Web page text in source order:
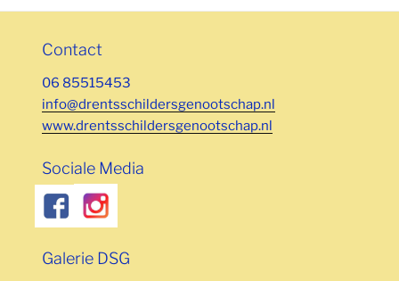
Contact
06 85515453
info@drentsschildersgenootschap.nl
www.drentsschildersgenootschap.nl
Sociale Media
Galerie DSG